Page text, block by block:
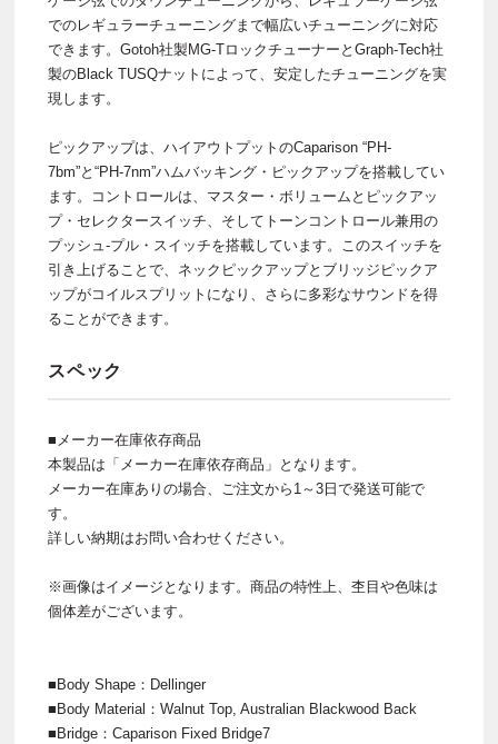
でのレギュラーチューニングまで幅広いチューニングに対応
できます。Gotoh社製MG-TロックチューナーとGraph-Tech社
製のBlack TUSQナットによって、安定したチューニングを実
現します。
ピックアップは、ハイアウトプットのCaparison “PH-
7bm”と“PH-7nm”ハムバッキング・ピックアップを搭載してい
ます。コントロールは、マスター・ボリュームとピックアッ
プ・セレクタースイッチ、そしてトーンコントロール兼用の
プッシュ-プル・スイッチを搭載しています。このスイッチを
引き上げることで、ネックピックアップとブリッジピックア
ップがコイルスプリットになり、さらに多彩なサウンドを得
ることができます。
スペック
■メーカー在庫依存商品
本製品は「メーカー在庫依存商品」となります。
メーカー在庫ありの場合、ご注文から1～3日で発送可能で
す。
詳しい納期はお問い合わせください。
※画像はイメージとなります。商品の特性上、杢目や色味は
個体差がございます。
■Body Shape：Dellinger
■Body Material：Walnut Top, Australian Blackwood Back
■Bridge：Caparison Fixed Bridge7